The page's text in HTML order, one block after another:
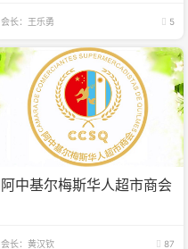
会长：王乐勇 5
阿中基尔梅斯华人超市商会
会长：黄汉钦 87